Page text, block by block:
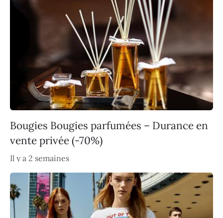
Bougies Bougies parfumées – Durance en
vente privée (-70%)
Il y a 2 semaines